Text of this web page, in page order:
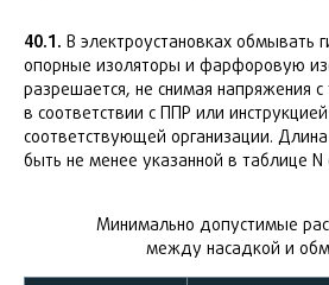
40.1. В электроустановках обмывать
опорные изоляторы и фарфоровую
разрешается, не снимая напряжения
в соответствии с ППР или
соответствующей организации.
быть не менее указанной в таблице N
Минимально допустимые
между насадкой и